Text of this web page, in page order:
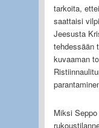
tarkoita,
saattaisi
Jeesusta
tehdessään
kuvaaman
Miksi